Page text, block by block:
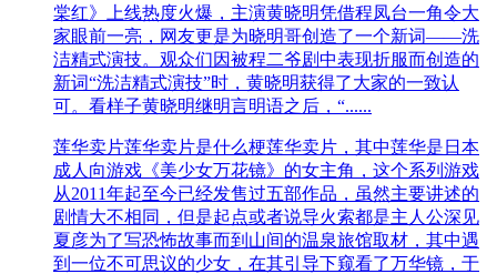
棠红》上线热度火爆，主演黄晓明凭借程凤台一角令大
家眼前一亮，网友更是为晓明哥创造了一个新词——洗
洁精式演技。观众们因被程二爷剧中表现折服而创造的
新词“洗洁精式演技”时，黄晓明获得了大家的一致认
可。看样子黄晓明继明言明语之后，“......
莲华卖片莲华卖片是什么梗莲华卖片，其中莲华是日本
成人向游戏《美少女万花镜》的女主角，这个系列游戏
从2011年起至今已经发售过五部作品，虽然主要讲述的
剧情大不相同，但是起点或者说导火索都是主人公深见
夏彦为了写恐怖故事而到山间的温泉旅馆取材，其中遇
到一位不可思议的少女，在其引导下窥看了万华镜，于